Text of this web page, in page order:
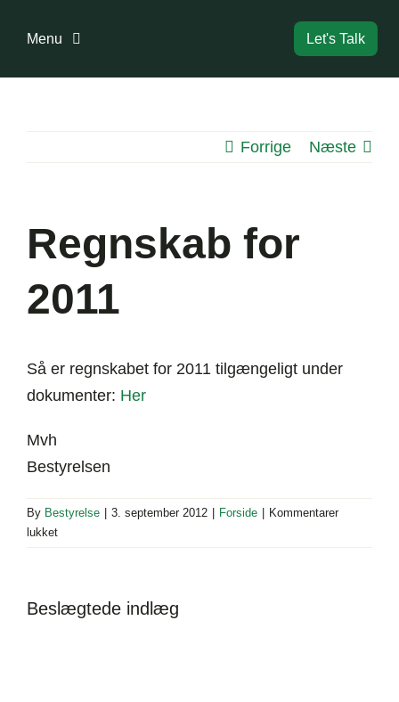
Menu
Bestyrelse
Let's Talk
Forrige Næste
Regnskab for
2011
Så er regnskabet for 2011 tilgængeligt under
dokumenter: Her
Mvh
Bestyrelsen
By Bestyrelse 3. september 2012 Forside
Kommentarer
lukkettil
Regnskab
Beslægtede indlæg